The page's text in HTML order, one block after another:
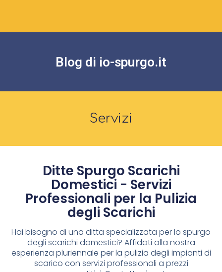
Blog di io-spurgo.it
Servizi
Ditte Spurgo Scarichi
Domestici - Servizi
Professionali per la Pulizia
degli Scarichi
Hai bisogno di una ditta specializzata per lo spurgo
degli scarichi domestici? Affidati alla nostra
esperienza pluriennale per la pulizia degli impianti di
scarico con servizi professionali a prezzi